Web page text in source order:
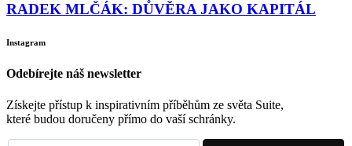
RADEK MLČÁK: DŮVĚRA JAKO KAPITÁL
Instagram
Odebírejte náš newsletter
Získejte přístup k inspirativním příběhům ze světa Suite,
které budou doručeny přímo do vaší schránky.